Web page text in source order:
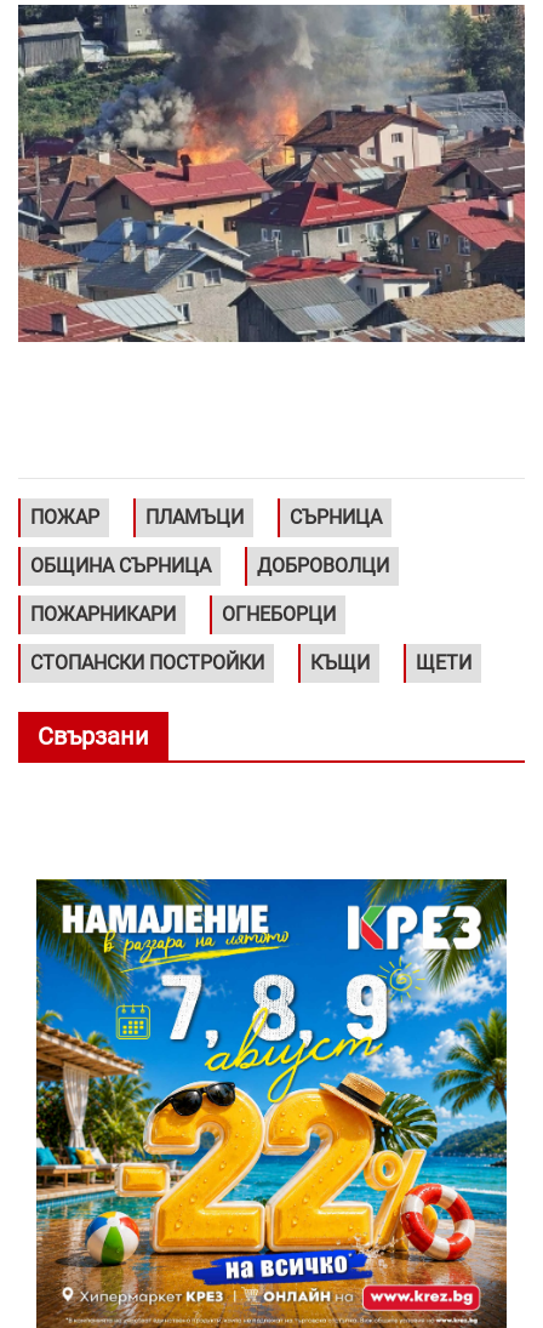
ПОЖАР ПЛАМЪЦИ СЪРНИЦА
ОБЩИНА СЪРНИЦА ДОБРОВОЛЦИ
ПОЖАРНИКАРИ ОГНЕБОРЦИ
СТОПАНСКИ ПОСТРОЙКИ КЪЩИ ЩЕТИ
Свързани